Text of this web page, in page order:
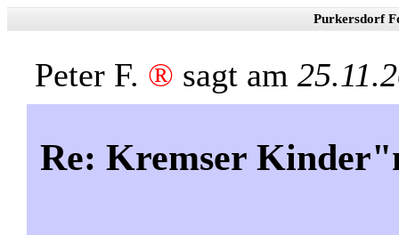
Purkersdorf
Peter F. ® sagt am
Re: Kremser